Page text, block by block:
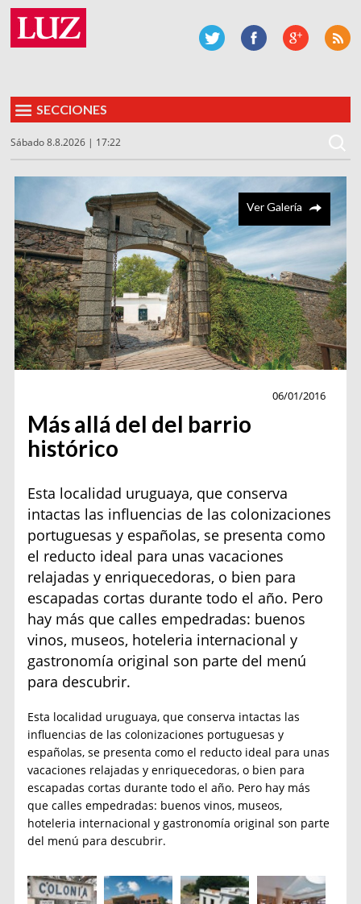
SECCIONES
Sábado 8.8.2026 | 17:22
Ver Galería
06/01/2016
Más allá del del barrio
histórico
Esta localidad uruguaya, que conserva
intactas las influencias de las colonizaciones
portuguesas y españolas, se presenta como
el reducto ideal para unas vacaciones
relajadas y enriquecedoras, o bien para
escapadas cortas durante todo el año. Pero
hay más que calles empedradas: buenos
vinos, museos, hoteleria internacional y
gastronomía original son parte del menú
para descubrir.
Esta localidad uruguaya, que conserva intactas las
influencias de las colonizaciones portuguesas y
españolas, se presenta como el reducto ideal para unas
vacaciones relajadas y enriquecedoras, o bien para
escapadas cortas durante todo el año. Pero hay más
que calles empedradas: buenos vinos, museos,
hoteleria internacional y gastronomía original son parte
del menú para descubrir.